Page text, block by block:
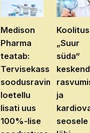
Medison
Pharma
teatab:
Tervisekassa
soodusravimite
loetellu
lisati uus
100%-lise
„Suur
süda“
ja
seosele